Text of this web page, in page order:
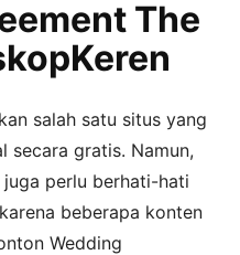
The
salah satu situs yang
secara gratis. Namun,
juga perlu berhati-hati
beberapa konten
Wedding